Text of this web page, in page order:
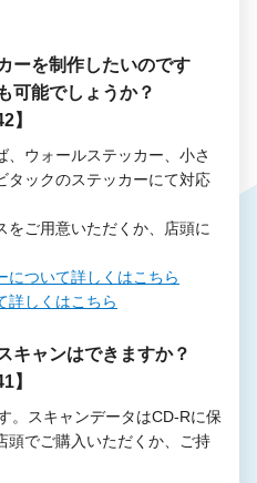
ーを制作したいのです
可能でしょうか？
】
、ウォールステッカー、小さ
タックのステッカーにて対応
をご用意いただくか、店頭に
について詳しくはこちら
詳しくはこちら
キャンはできますか？
】
。スキャンデータはCD-Rに保
頭でご購入いただくか、ご持